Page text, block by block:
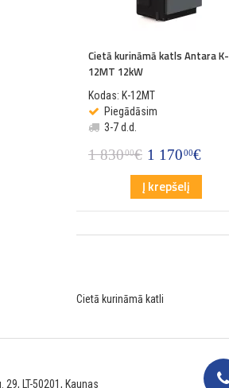
Cietā kurināmā katls Antara K-
12MT 12kW
Kodas: K-12MT
Piegādāsim
3-7 d.d.
1 83000€ 1 17000€
Į krepšelį
Cietā kurināmā katli
LT-50201, Kaunas